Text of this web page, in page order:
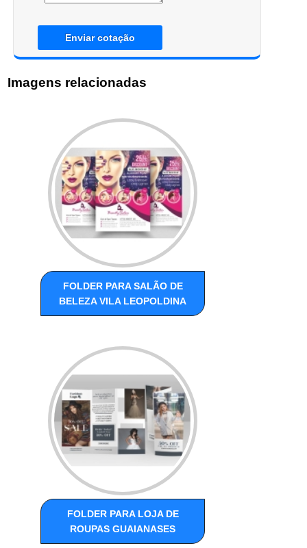
Enviar cotação
Imagens relacionadas
FOLDER PARA SALÃO DE
BELEZA VILA LEOPOLDINA
FOLDER PARA LOJA DE
ROUPAS GUAIANASES